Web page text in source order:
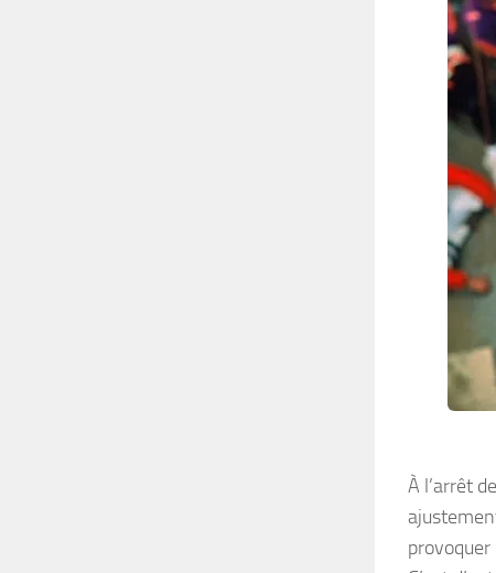
À l’arrêt
provoquer